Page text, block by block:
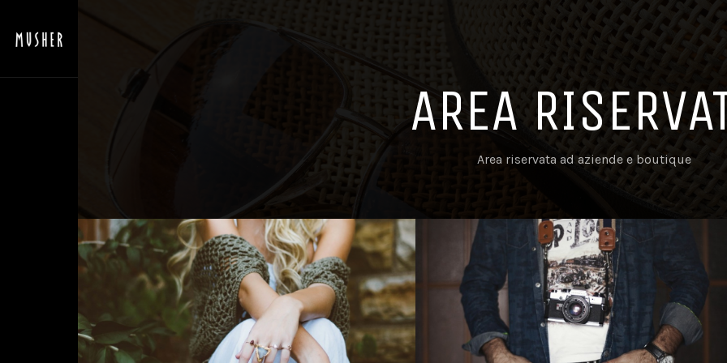
AREA
Area riservata ad aziende e boutique